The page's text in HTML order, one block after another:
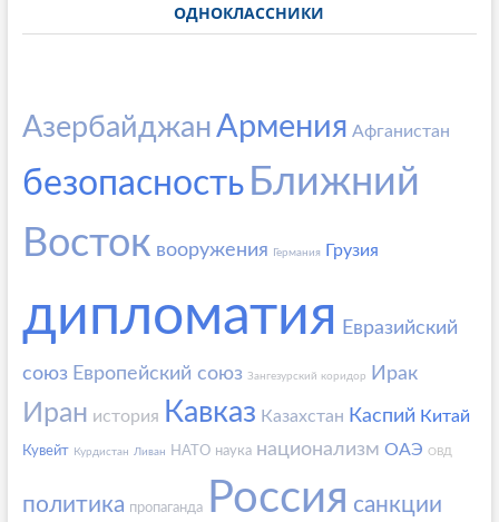
ОДНОКЛАССНИКИ
АзербайджанАрмения Афганистан
безопасность Ближний
Восток вооружения Германия Грузия
дипломатия Евразийский
союз Европейский союз Зангезурский коридор Ирак
Иран история Кавказ Казахстан Каспий Китай
Кувейт Курдистан Ливан НАТО наука национализм ОАЭ ОВД
политика пропаганда Россия санкции